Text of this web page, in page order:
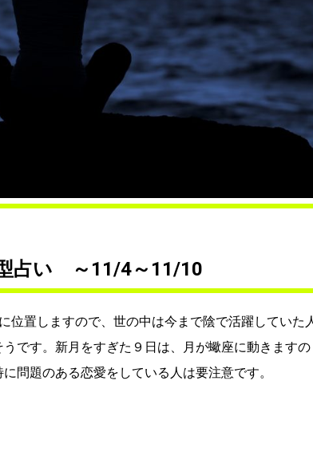
占い ～11/4～11/10
位置しますので、世の中は今まで陰で活躍していた
です。新月をすぎた９日は、月が蠍座に動きますの
問題のある恋愛をしている人は要注意です。